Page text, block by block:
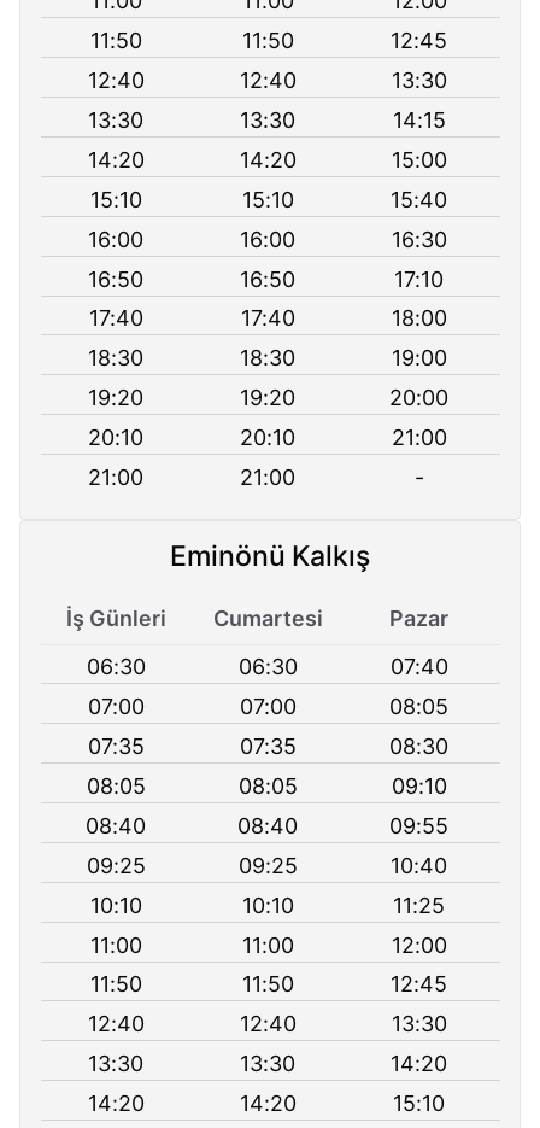
11:50
11:50
12:45
12:40
12:40
13:30
13:30
13:30
14:15
14:20
14:20
15:00
15:10
15:10
15:40
16:00
16:00
16:30
16:50
16:50
17:10
17:40
17:40
18:00
18:30
18:30
19:00
19:20
19:20
20:00
20:10
20:10
21:00
21:00
21:00 -
Eminönü Kalkış
İş Günleri Cumartesi
Pazar
06:30
06:30
07:40
07:00
07:00
08:05
07:35
07:35
08:30
08:05
08:05
09:10
08:40
08:40
09:55
09:25
09:25
10:40
10:10
10:10
11:25
11:00
11:00
12:00
11:50
11:50
12:45
12:40
12:40
13:30
13:30
13:30
14:20
14:20
14:20
15:10